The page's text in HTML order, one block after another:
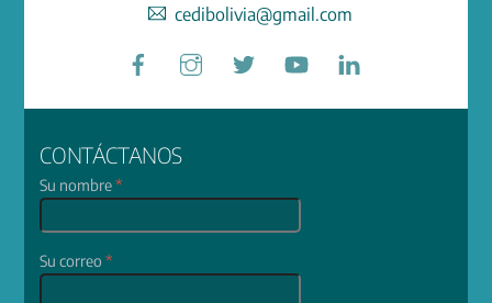
cedibolivia@gmail.com
Facebook
CONTÁCTANOS
Su nombre*
Su correo*